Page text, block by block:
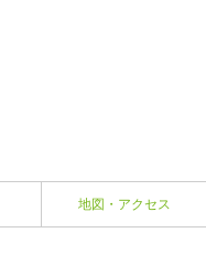
地図・アクセス